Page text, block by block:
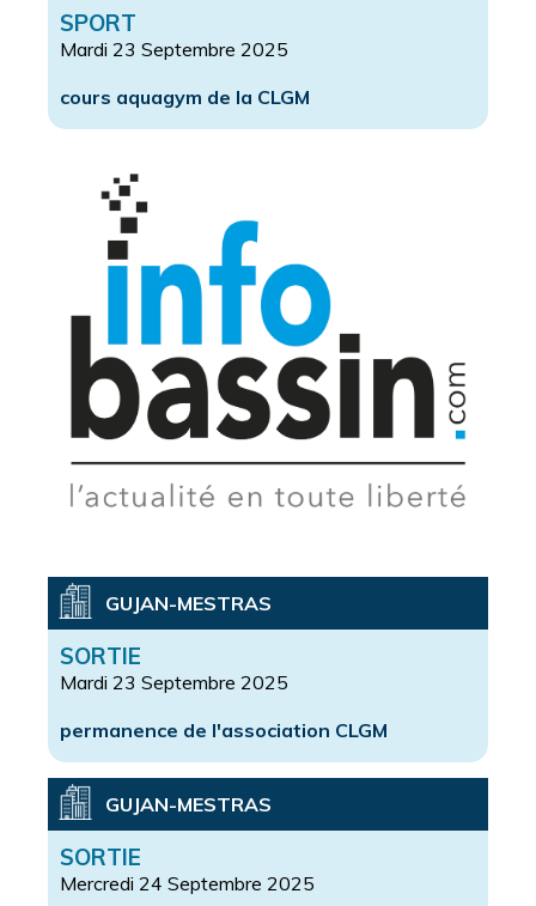
SPORT
Mardi 23 Septembre 2025
cours aquagym de la CLGM
GUJAN-MESTRAS
SORTIE
Mardi 23 Septembre 2025
permanence de l'association CLGM
GUJAN-MESTRAS
SORTIE
Mercredi 24 Septembre 2025